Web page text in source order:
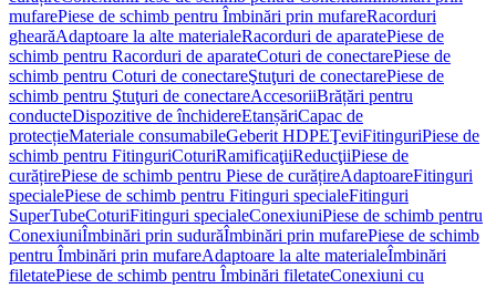
mufarePiese de schimb pentru Îmbinări prin mufareRacorduri
ghearăAdaptoare la alte materialeRacorduri de aparatePiese de
schimb pentru Racorduri de aparateCoturi de conectarePiese de
schimb pentru Coturi de conectareŞtuţuri de conectarePiese de
schimb pentru Ştuţuri de conectareAccesoriiBrățări pentru
conducteDispozitive de închidereEtanșăriCapac de
protecțieMateriale consumabileGeberit HDPEŢeviFitinguriPiese de
schimb pentru FitinguriCoturiRamificaţiiReducţiiPiese de
curățirePiese de schimb pentru Piese de curățireAdaptoareFitinguri
specialePiese de schimb pentru Fitinguri specialeFitinguri
SuperTubeCoturiFitinguri specialeConexiuniPiese de schimb pentru
ConexiuniÎmbinări prin sudurăÎmbinări prin mufarePiese de schimb
pentru Îmbinări prin mufareAdaptoare la alte materialeÎmbinări
filetatePiese de schimb pentru Îmbinări filetateConexiuni cu